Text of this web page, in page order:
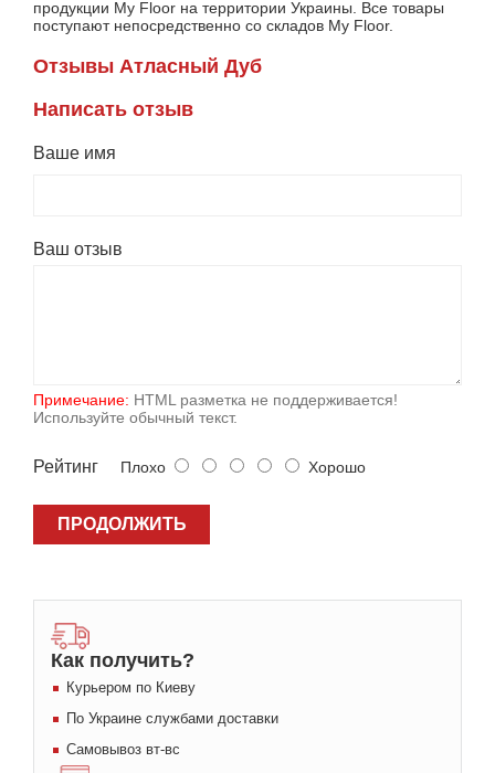
продукции My Floor на территории Украины. Все товары
поступают непосредственно со складов My Floor.
Отзывы Атласный Дуб
Написать отзыв
Ваше имя
Ваш отзыв
Примечание: HTML разметка не поддерживается!
Используйте обычный текст.
Рейтинг Плохо Хорошо
ПРОДОЛЖИТЬ
Как получить?
Курьером по Киеву
По Украине службами доставки
Самовывоз вт-вс